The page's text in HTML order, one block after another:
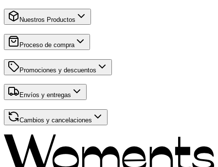
Nuestros Productos
Proceso de compra
Promociones y descuentos
Envíos y entregas
Cambios y cancelaciones